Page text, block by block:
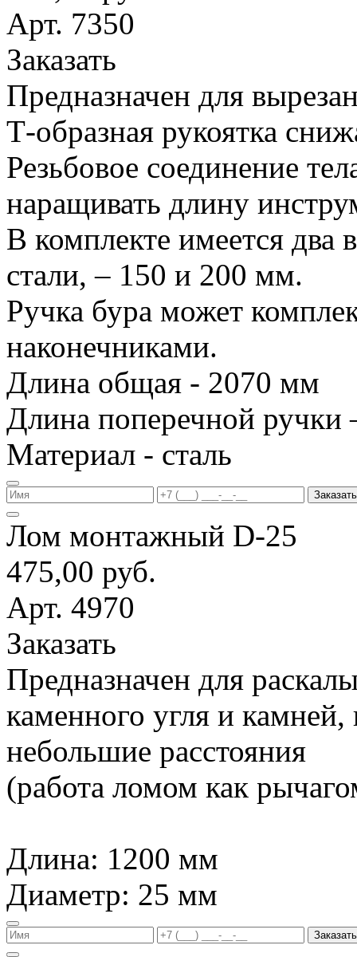
Арт. 7350
Заказать
Предназначен для
Т-образная рукоятка
Резьбовое соединение
наращивать длину
В комплекте имеется два
стали, – 150 и 200 мм.
Ручка бура может
наконечниками.
Длина общая - 2070 мм
Длина поперечной ручки
Материал - сталь
Заказать
Лом монтажный D-25
475,00 руб.
Арт. 4970
Заказать
Предназначен для
каменного угля и
небольшие расстояния
(работа ломом как
Длина: 1200 мм
Диаметр: 25 мм
Заказать